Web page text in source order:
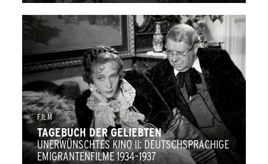
FILM
TAGEBUCH DER GELIEBTEN
UNERWÜNSCHTES KINO II: DEUTSCHSPRACHIGE
EMIGRANTENFILME 1934–1937